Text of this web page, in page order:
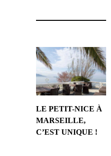
LE PETIT-NICE À
MARSEILLE,
C’EST UNIQUE !